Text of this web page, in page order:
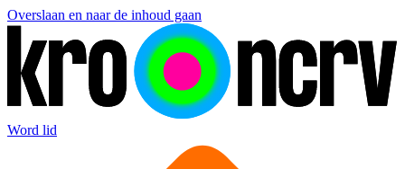
Overslaan en naar de inhoud gaan
Word lid